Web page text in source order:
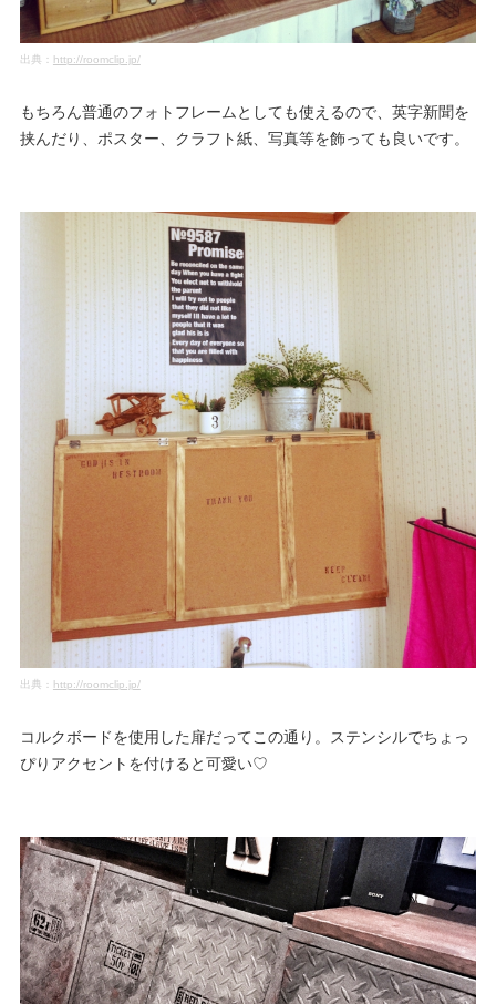
出典： http://roomclip.jp/
もちろん普通のフォトフレームとしても使えるので、英字新聞を
挟んだり、ポスター、クラフト紙、写真等を飾っても良いです。
出典： http://roomclip.jp/
コルクボードを使用した扉だってこの通り。ステンシルでちょっ
ぴりアクセントを付けると可愛い♡